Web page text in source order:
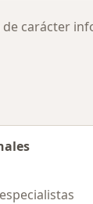
carácter